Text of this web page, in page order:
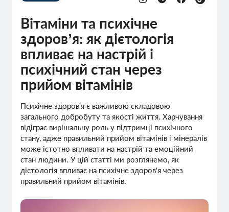
Вітаміни та психічне
здоровʼя: як дієтологія
впливає на настрій і
психічний стан через
прийом вітамінів
Психічне здоров'я є важливою складовою
загального добробуту та якості життя. Харчування
відіграє вирішальну роль у підтримці психічного
стану, адже правильний прийом вітамінів і мінералів
може істотно впливати на настрій та емоційний
стан людини. У цій статті ми розглянемо, як
дієтологія впливає на психічне здоров'я через
правильний прийом вітамінів.